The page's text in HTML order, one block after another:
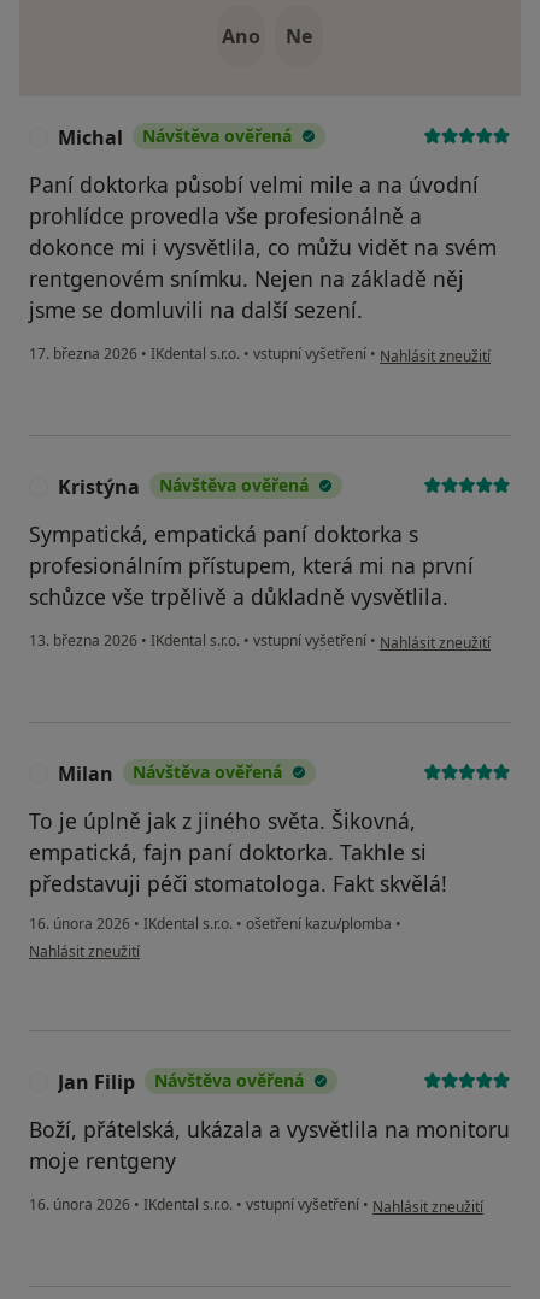
Ano Ne
Michal Návštěva ověřená
Paní doktorka působí velmi mile a na úvodní
prohlídce provedla vše profesionálně a
dokonce mi i vysvětlila, co můžu vidět na svém
rentgenovém snímku. Nejen na základě něj
jsme se domluvili na další sezení.
17. března 2026 • IKdental s.r.o. • vstupní vyšetření • podle názoru uživatele
Nahlásit zneužití
Kristýna Návštěva ověřená
Sympatická, empatická paní doktorka s
profesionálním přístupem, která mi na první
schůzce vše trpělivě a důkladně vysvětlila.
13. března 2026 • IKdental s.r.o. • vstupní vyšetření • podle názoru uživatele
Nahlásit zneužití
Milan Návštěva ověřená
To je úplně jak z jiného světa. Šikovná,
empatická, fajn paní doktorka. Takhle si
představuji péči stomatologa. Fakt skvělá!
16. února 2026 • IKdental s.r.o. • ošetření kazu/plomba •
podle názoru uživatele Milan
Nahlásit zneužití
Jan Filip Návštěva ověřená
Boží, přátelská, ukázala a vysvětlila na monitoru
moje rentgeny
16. února 2026 • IKdental s.r.o. • vstupní vyšetření • podle názoru uživatele
Nahlásit zneužití